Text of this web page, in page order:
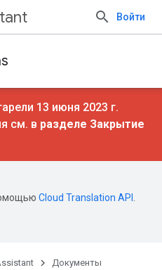
Войти
13 июня 2023 г.
см. в разделе Закрытие
Cloud Translation API
Документы